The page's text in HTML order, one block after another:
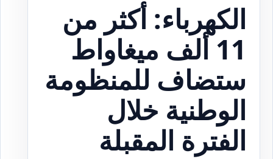
الكهرباء: أكثر من
11 ألف ميغاواط
ستضاف للمنظومة
الوطنية خلال
الفترة المقبلة